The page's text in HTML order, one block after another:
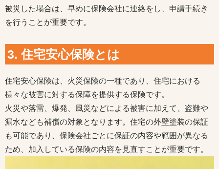
被災した場合は、早めに保険会社に連絡をし、申請手続き
を行うことが重要です。
3. 住宅安心保険とは
住宅安心保険は、火災保険の一種であり、住宅における
様々な被害に対する保障を提供する保険です。
火災や落雷、爆発、風災などによる被害に加えて、盗難や
漏水なども補償の対象となります。住宅の外壁塗装の保証
も可能であり、保険会社ごとに保証の内容や範囲が異なる
ため、加入している保険の内容を見直すことが重要です。